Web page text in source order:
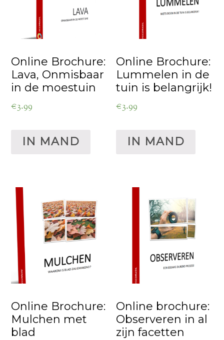
Online Brochure:
Lava, Onmisbaar
in de moestuin
€3.99
IN MAND
Online Brochure:
Lummelen in de
tuin is belangrijk!
€3.99
IN MAND
Online Brochure:
Mulchen met
blad
Online brochure:
Observeren in al
zijn facetten